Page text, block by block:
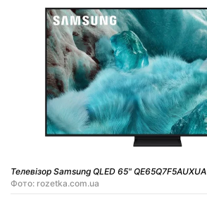
Телевізор Samsung QLED 65" QE65Q7F5AUXUA
Фото: rozetka.com.ua